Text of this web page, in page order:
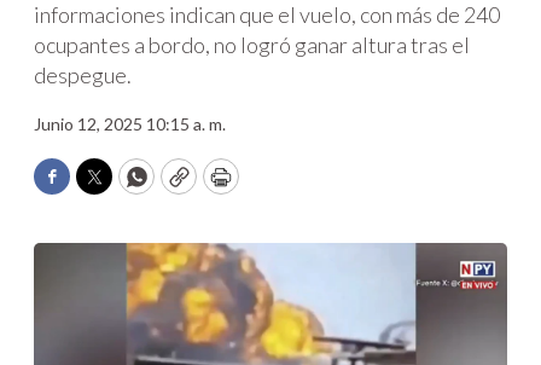
informaciones indican que el vuelo, con más de 240
ocupantes a bordo, no logró ganar altura tras el
despegue.
Junio 12, 2025 10:15 a. m.
Facebook
TwitterWhatsApp
CopyPrint